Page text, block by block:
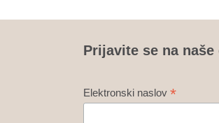
Prijavite se na naše
Elektronski naslov *